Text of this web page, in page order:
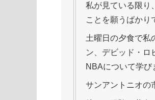
私が見ている限り
ことを願うばかり
土曜日の夕食で私
ン、デビッド・ロ
NBAについて学び
サンアントニオの